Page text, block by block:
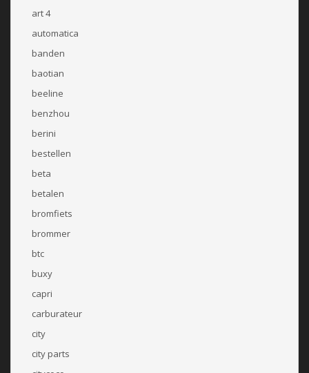
art 4
automatica
banden
baotian
beeline
benzhou
berini
bestellen
beta
betalen
bromfiets
brommer
btc
buxy
capri
carburateur
city
city parts